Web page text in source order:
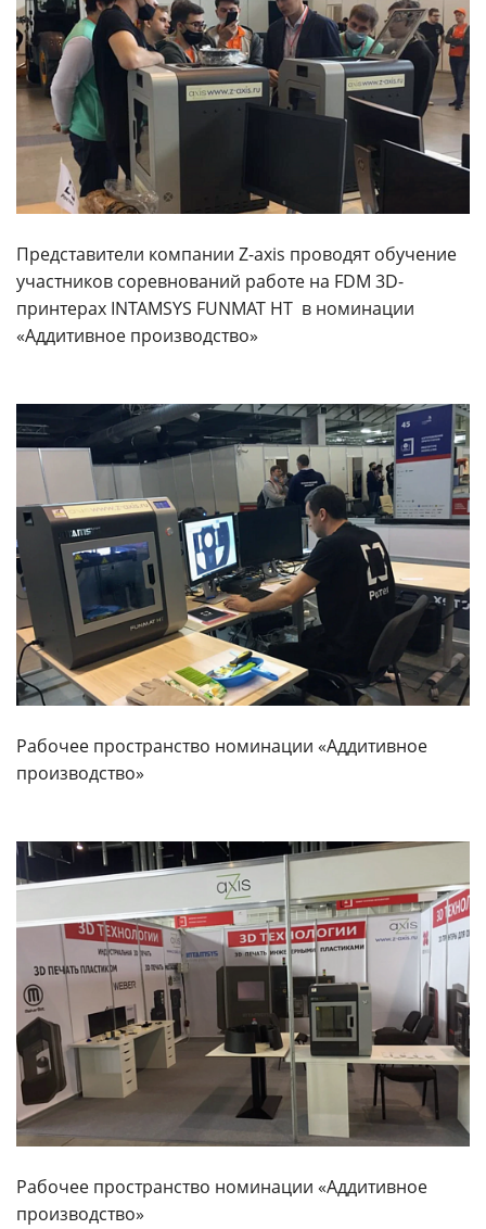
Представители компании Z-axis проводят обучение
участников соревнований работе на FDM 3D-
принтерах INTAMSYS FUNMAT HT в номинации
«Аддитивное производство»
Рабочее пространство номинации «Аддитивное
производство»
Рабочее пространство номинации «Аддитивное
производство»